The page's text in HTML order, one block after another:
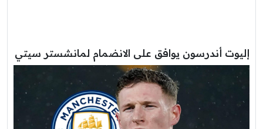
إليوت أندرسون يوافق على الانضمام لمانشستر سيتي